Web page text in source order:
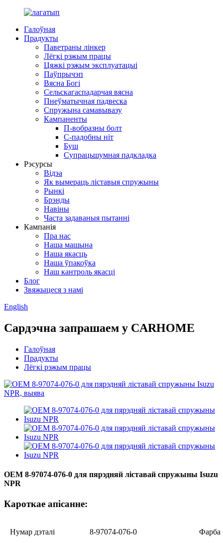
Галоўная
Прадукты
Паветраны лінкер
Лёгкі рэжым працы
Цяжкі рэжым эксплуатацыі
Паўпрычэп
Вясна Богі
Сельскагаспадарчая вясна
Пнеўматычная падвеска
Спружына самавывазу
Кампаненты
П-вобразны болт
С-падобны ніт
Буш
Супрацьшумная падкладка
Рэсурсы
Відэа
Як вымераць ліставыя спружыны
Рынкі
Брэнды
Навіны
Часта задаваныя пытанні
Кампанія
Пра нас
Наша машына
Наша якасць
Наша ўпакоўка
Наш кантроль якасці
Блог
Звяжыцеся з намі
English
Сардэчна запрашаем у CARHOME
Галоўная
Прадукты
Лёгкі рэжым працы
OEM 8-97074-076-0 для пярэдняй ліставай спружыны Isuzu
NPR
Кароткае апісанне:
Нумар дэталі 8-97074-076-0 Фарба